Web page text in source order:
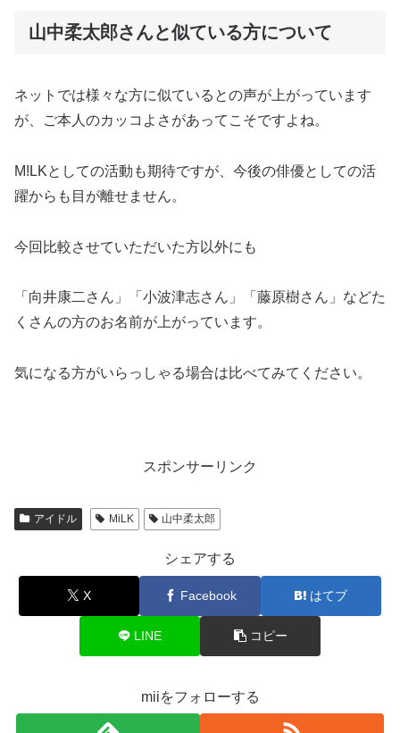
山中柔太郎さんと似ている方について
ネットでは様々な方に似ているとの声が上がっています
が、ご本人のカッコよさがあってこそですよね。
M!LKとしての活動も期待ですが、今後の俳優としての活
躍からも目が離せません。
今回比較させていただいた方以外にも
「向井康二さん」「小波津志さん」「藤原樹さん」などた
くさんの方のお名前が上がっています。
気になる方がいらっしゃる場合は比べてみてください。
スポンサーリンク
アイドル MiLK 山中柔太郎
シェアする
X Facebook はてブ
LINE コピー
miiをフォローする